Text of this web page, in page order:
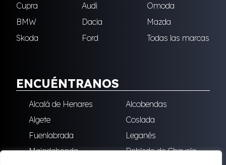
Cupra
Audi
Omoda
BMW
Dacia
Mazda
Skoda
Ford Todas las marcas
ENCUÉNTRANOS
Alcalá de Henares
Alcobendas
Algete
Coslada
Fuenlabrada
Leganés
Majadahonda
Robledo de Chavela